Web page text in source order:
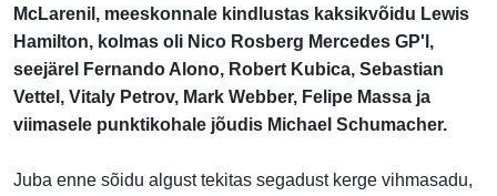
McLarenil, meeskonnale kindlustas kaksikvõidu Lewis
Hamilton, kolmas oli Nico Rosberg Mercedes GP'l,
seejärel Fernando Alono, Robert Kubica, Sebastian
Vettel, Vitaly Petrov, Mark Webber, Felipe Massa ja
viimasele punktikohale jõudis Michael Schumacher.
Juba enne sõidu algust tekitas segadust kerge vihmasadu,